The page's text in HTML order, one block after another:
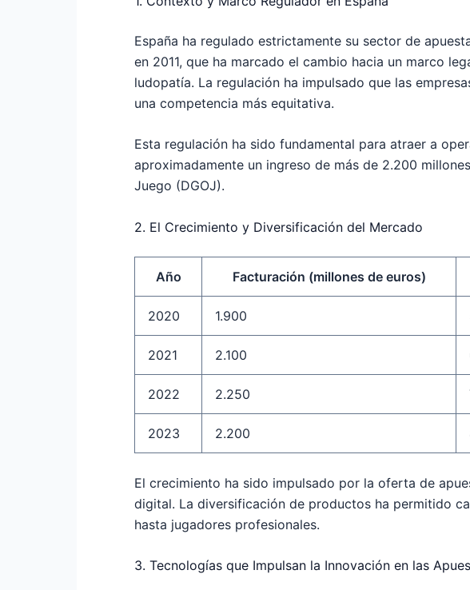
España ha regulado estrictamente su sector de
en 2011, que ha marcado el cambio hacia un marco
ludopatía. La regulación ha impulsado que las
una competencia más equitativa.
Esta regulación ha sido fundamental para atraer a
aproximadamente un ingreso de más de 2.200
Juego (DGOJ).
2. El Crecimiento y Diversificación del Mercado
Año Facturación (millones de euros)
2020 1.900
2021 2.100
2022 2.250
2023 2.200
El crecimiento ha sido impulsado por la oferta de
digital. La diversificación de productos ha permitido
hasta jugadores profesionales.
3. Tecnologías que Impulsan la Innovación en las